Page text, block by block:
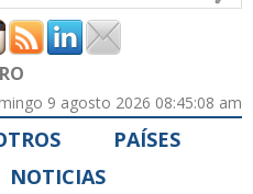
9 agosto 2026 08:45:08 am
PAÍSES
NOTICIAS